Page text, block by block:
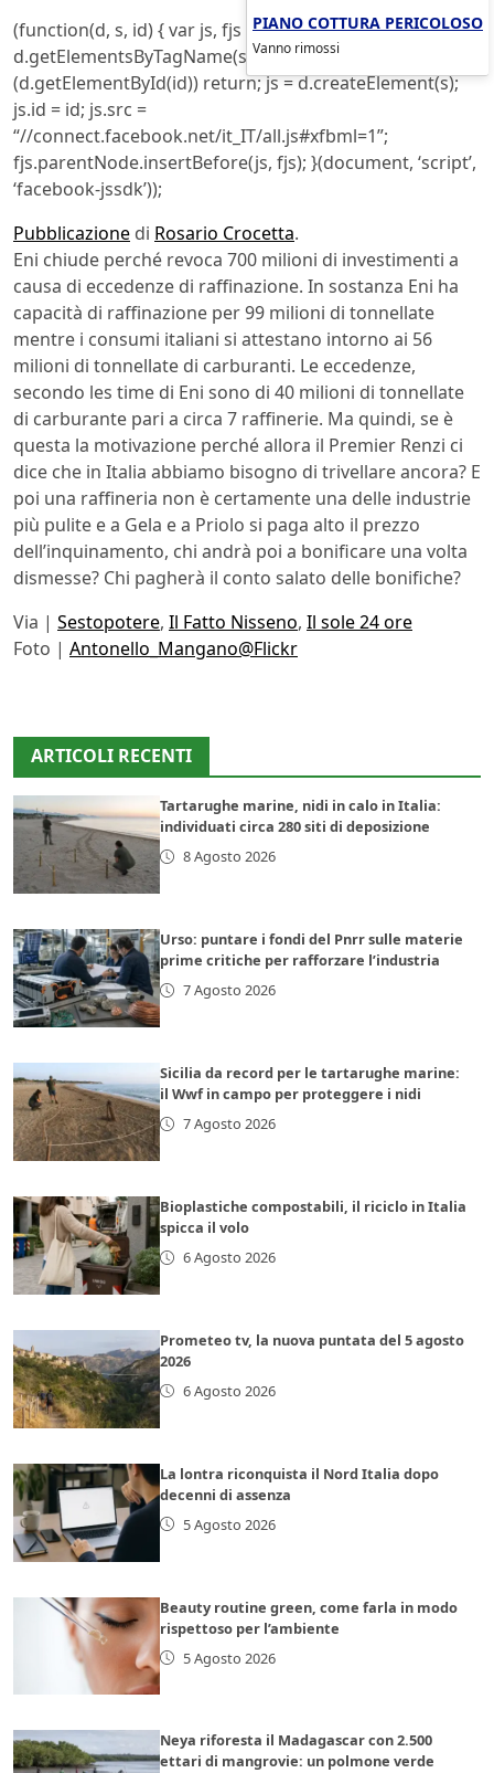
(function(d, s, id) { var js, fjs =
d.getElementsByTagName(s)[0]; if
(d.getElementById(id)) return; js = d.createElement(s);
js.id = id; js.src =
“//connect.facebook.net/it_IT/all.js#xfbml=1”;
fjs.parentNode.insertBefore(js, fjs); }(document, ‘script’,
‘facebook-jssdk’));
Pubblicazione di Rosario Crocetta.
Eni chiude perché revoca 700 milioni di investimenti a
causa di eccedenze di raffinazione. In sostanza Eni ha
capacità di raffinazione per 99 milioni di tonnellate
mentre i consumi italiani si attestano intorno ai 56
milioni di tonnellate di carburanti. Le eccedenze,
secondo les time di Eni sono di 40 milioni di tonnellate
di carburante pari a circa 7 raffinerie. Ma quindi, se è
questa la motivazione perché allora il Premier Renzi ci
dice che in Italia abbiamo bisogno di trivellare ancora? E
poi una raffineria non è certamente una delle industrie
più pulite e a Gela e a Priolo si paga alto il prezzo
dell’inquinamento, chi andrà poi a bonificare una volta
dismesse? Chi pagherà il conto salato delle bonifiche?
Via | Sestopotere, Il Fatto Nisseno, Il sole 24 ore
Foto | Antonello_Mangano@Flickr
ARTICOLI RECENTI
Tartarughe marine, nidi in calo in Italia:
individuati circa 280 siti di deposizione
8 Agosto 2026
Urso: puntare i fondi del Pnrr sulle materie
prime critiche per rafforzare l’industria
7 Agosto 2026
Sicilia da record per le tartarughe marine:
il Wwf in campo per proteggere i nidi
7 Agosto 2026
Bioplastiche compostabili, il riciclo in Italia
spicca il volo
6 Agosto 2026
Prometeo tv, la nuova puntata del 5 agosto
2026
6 Agosto 2026
La lontra riconquista il Nord Italia dopo
decenni di assenza
5 Agosto 2026
Beauty routine green, come farla in modo
rispettoso per l’ambiente
5 Agosto 2026
Neya riforesta il Madagascar con 2.500
ettari di mangrovie: un polmone verde
PIANO COTTURA PERICOLOSO
Vanno rimossi